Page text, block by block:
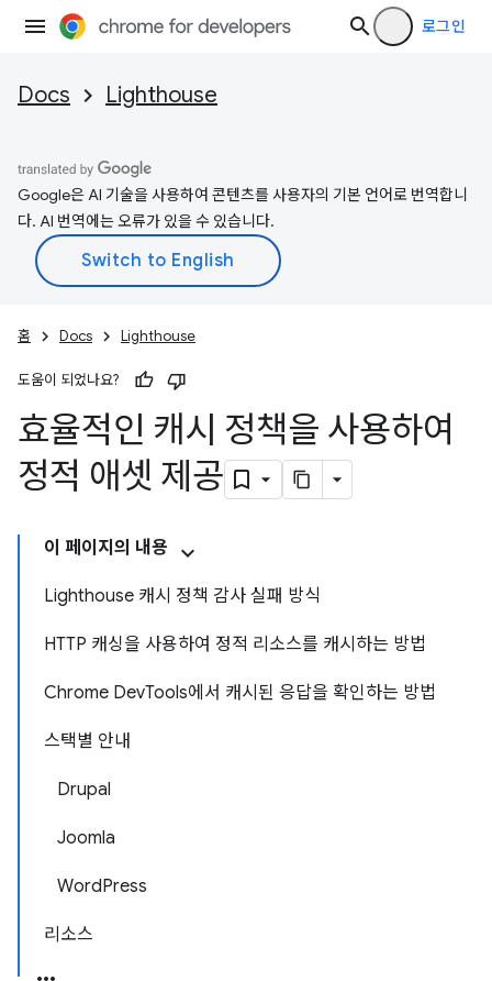
로그인
Docs Lighthouse
Google은 AI 기술을 사용하여 콘텐츠를 사용자의 기본 언어로 번역합니
다. AI 번역에는 오류가 있을 수 있습니다.
홈 Docs Lighthouse
도움이 되었나요?
효율적인 캐시 정책을 사용하여
정적 애셋 제공
이 페이지의 내용
Lighthouse 캐시 정책 감사 실패 방식
HTTP 캐싱을 사용하여 정적 리소스를 캐시하는 방법
Chrome DevTools에서 캐시된 응답을 확인하는 방법
스택별 안내
Drupal
Joomla
WordPress
리소스